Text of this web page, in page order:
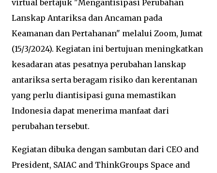
virtual bertajuk "Mengantisipasi Perubahan
Lanskap Antariksa dan Ancaman pada
Keamanan dan Pertahanan" melalui Zoom, Jumat
(15/3/2024). Kegiatan ini bertujuan meningkatkan
kesadaran atas pesatnya perubahan lanskap
antariksa serta beragam risiko dan kerentanan
yang perlu diantisipasi guna memastikan
Indonesia dapat menerima manfaat dari
perubahan tersebut.
Kegiatan dibuka dengan sambutan dari CEO and
President, SAIAC and ThinkGroups Space and